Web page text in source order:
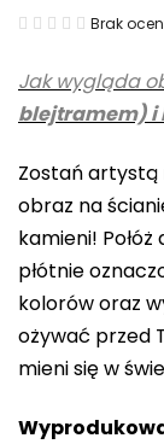
Jak wygląda
blejtramem) i
Zostań artystą
obraz na
kamieni!
płótnie
kolorów oraz
ożywać przed
mieni się w
Średnia
wynosi
na
5
Brak